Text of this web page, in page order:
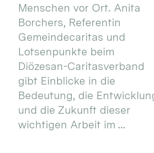
Menschen vor Ort. Anita
Borchers, Referentin
Gemeindecaritas und
Lotsenpunkte beim
Diözesan-Caritasverband
gibt Einblicke in die
Bedeutung, die
und die Zukunft dieser
wichtigen Arbeit im ...